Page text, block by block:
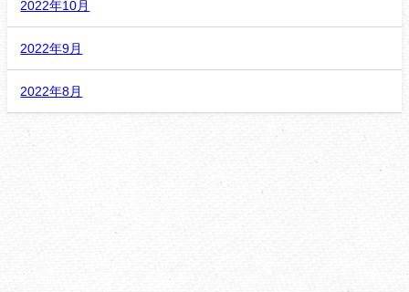
2022年10月
2022年9月
2022年8月